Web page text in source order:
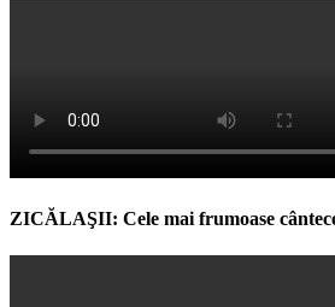
ZICĂLAŞII: Cele mai frumoase